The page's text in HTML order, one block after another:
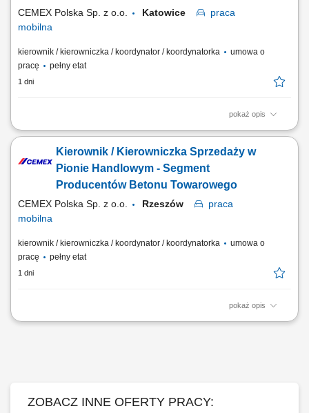
CEMEX Polska Sp. z o.o. Katowice
praca
mobilna
kierownik / kierowniczka / koordynator / koordynatorka
umowa o
pracę
pełny etat
1 dni
pokaż opis
Opis stanowiska Rozwijanie sprzedaży produktów dla klientów
kontrahentów oraz budowanie długoterminowych relacji handlowych.
Prowadzenie spotkań, przygotowywanie ofert i negocjowanie warunków
współpracy. Monitorowanie rynku oraz...
Kierownik / Kierowniczka Sprzedaży w
Pionie Handlowym - Segment
Producentów Betonu Towarowego
CEMEX Polska Sp. z o.o. Rzeszów
praca
mobilna
kierownik / kierowniczka / koordynator / koordynatorka
umowa o
pracę
pełny etat
1 dni
pokaż opis
Opis stanowiska Rozwijanie sprzedaży produktów dla klientów
ZOBACZ INNE OFERTY PRACY: